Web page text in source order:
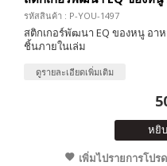
รหัสสินค้า : P-YOU-1497
สติกเกอร์พัฒนา EQ ของหนู อา
ชิ้นภายในเล่ม
ดูรายละเอียดเพิ่มเติม
หยิ
เพิ่มไปรายการโปรด